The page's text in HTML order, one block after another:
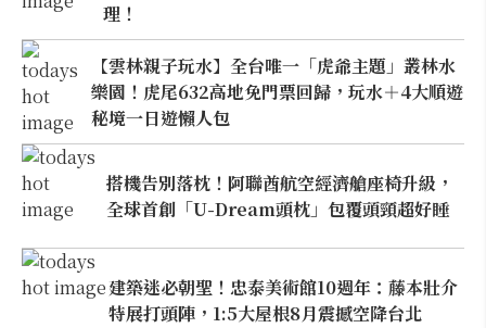
理！
【雲林親子玩水】全台唯一「虎爺主題」叢林水
樂園！虎尾632高地免門票回歸，玩水＋4大順遊
秘境一日遊懶人包
搭機告別落枕！阿聯酋航空經濟艙座椅升級，
全球首創「U-Dream頭枕」包覆頭頸超好睡
建築迷必朝聖！忠泰美術館10週年：藤本壯介
特展打頭陣，1:5大屋根8月震撼空降台北